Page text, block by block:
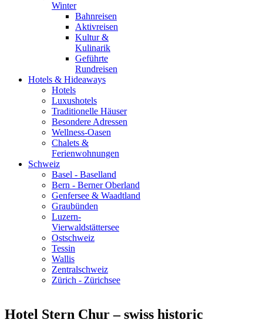
Winter
Bahnreisen
Aktivreisen
Kultur &
Kulinarik
Geführte
Rundreisen
Hotels & Hideaways
Hotels
Luxushotels
Traditionelle Häuser
Besondere Adressen
Wellness-Oasen
Chalets &
Ferienwohnungen
Schweiz
Basel - Baselland
Bern - Berner Oberland
Genfersee & Waadtland
Graubünden
Luzern-
Vierwaldstättersee
Ostschweiz
Tessin
Wallis
Zentralschweiz
Zürich - Zürichsee
Hotel Stern Chur – swiss historic